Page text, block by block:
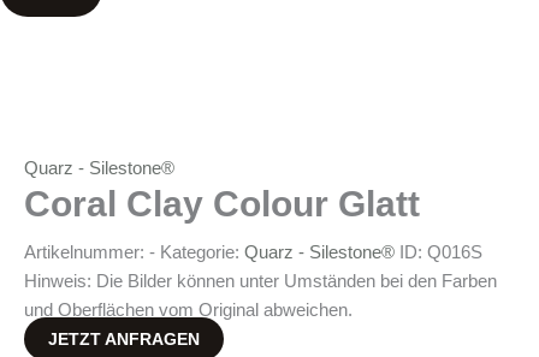
Quarz - Silestone®
Coral Clay Colour Glatt
Artikelnummer: - Kategorie: Quarz - Silestone® ID: Q016S
Hinweis: Die Bilder können unter Umständen bei den Farben
und Oberflächen vom Original abweichen.
JETZT ANFRAGEN